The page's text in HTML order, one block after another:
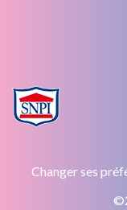
Changer ses